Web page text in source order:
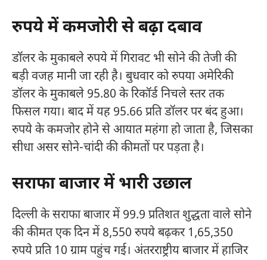
रुपये में कमजोरी से बढ़ा दबाव
डॉलर के मुकाबले रुपये में गिरावट भी सोने की तेजी की
बड़ी वजह मानी जा रही है। बुधवार को रुपया अमेरिकी
डॉलर के मुकाबले 95.80 के रिकॉर्ड निचले स्तर तक
फिसल गया। बाद में यह 95.66 प्रति डॉलर पर बंद हुआ।
रुपये के कमजोर होने से आयात महंगा हो जाता है, जिसका
सीधा असर सोने-चांदी की कीमतों पर पड़ता है।
सराफा बाजार में भारी उछाल
दिल्ली के सराफा बाजार में 99.9 प्रतिशत शुद्धता वाले सोने
की कीमत एक दिन में 8,550 रुपये बढ़कर 1,65,350
रुपये प्रति 10 ग्राम पहुंच गई। अंतरराष्ट्रीय बाजार में हाजिर